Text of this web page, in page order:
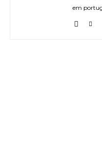
em